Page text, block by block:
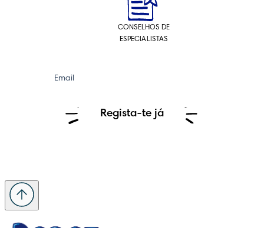
CONSELHOS DE
ESPECIALISTAS
Email
Regista-te já